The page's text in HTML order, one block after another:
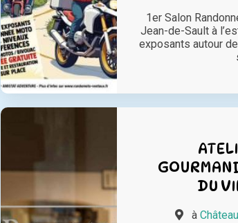
1er Salon
Jean-de-Sault à
exposants autour
DU
à